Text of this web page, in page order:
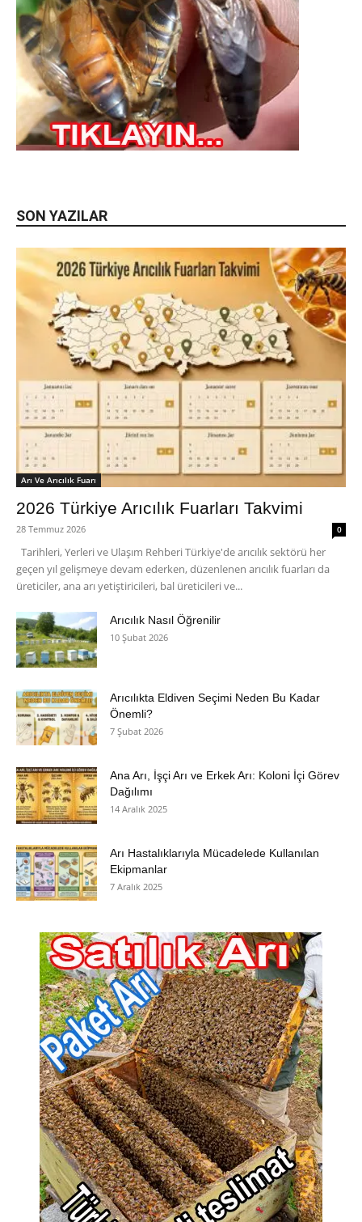
SON YAZILAR
Arı Ve Arıcılık Fuarı
2026 Türkiye Arıcılık Fuarları Takvimi
28 Temmuz 2026 0
Tarihleri, Yerleri ve Ulaşım Rehberi Türkiye'de arıcılık sektörü her
geçen yıl gelişmeye devam ederken, düzenlenen arıcılık fuarları da
üreticiler, ana arı yetiştiricileri, bal üreticileri ve...
Arıcılık Nasıl Öğrenilir
10 Şubat 2026
Arıcılıkta Eldiven Seçimi Neden Bu Kadar
Önemli?
7 Şubat 2026
Ana Arı, İşçi Arı ve Erkek Arı: Koloni İçi Görev
Dağılımı
14 Aralık 2025
Arı Hastalıklarıyla Mücadelede Kullanılan
Ekipmanlar
7 Aralık 2025